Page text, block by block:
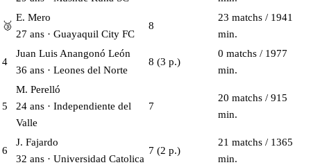
🥉
E. Mero
27 ans · Guayaquil City FC
8
23 matchs / 1941
min.
4
Juan Luis Anangonó León
36 ans · Leones del Norte
8 (3 p.)
0 matchs / 1977
min.
5
M. Perelló
24 ans · Independiente del
Valle
7
20 matchs / 915
min.
6
J. Fajardo
32 ans · Universidad Catolica
7 (2 p.)
21 matchs / 1365
min.